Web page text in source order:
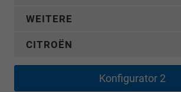
WEITERE
CITROËN
Konfigurator 2